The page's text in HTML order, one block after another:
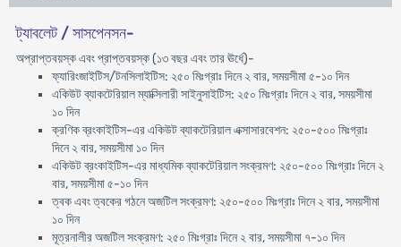
ট্যাবলেট / সাসপেনসন-
অপ্রাপ্তবয়স্ক এবং প্রাপ্তবয়স্ক (১৩ বছর এবং তার ঊর্ধে)-
ফ্যারিংজাইটিস/টনসিলাইটিস: ২৫০ মিঃগ্রাঃ দিনে ২ বার, সময়সীমা ৫-১০ দিন
একিউট ব্যাকটেরিয়াল ম্যাক্সিলারী সাইনুসাইটিস: ২৫০ মিঃগ্রাঃ দিনে ২ বার, সময়সীমা
১০ দিন
ক্রণিক ব্রংকাইটিস-এর একিউট ব্যাকটেরিয়াল এক্সাসারবেশন: ২৫০-৫০০ মিঃগ্রাঃ
দিনে ২ বার, সময়সীমা ১০ দিন
একিউট ব্রংকাইটিস-এর মাধ্যমিক ব্যাকটেরিয়াল সংক্রমণ: ২৫০-৫০০ মিঃগ্রাঃ দিনে ২
বার, সময়সীমা ৫-১০ দিন
ত্বক এবং ত্বকের গঠনে অজটিল সংক্রমণ: ২৫০-৫০০ মিঃগ্রাঃ দিনে ২ বার, সময়সীমা
১০ দিন
মূত্রনালীর অজটিল সংক্রমণ: ২৫০ মিঃগ্রাঃ দিনে ২ বার, সময়সীমা ৭-১০ দিন